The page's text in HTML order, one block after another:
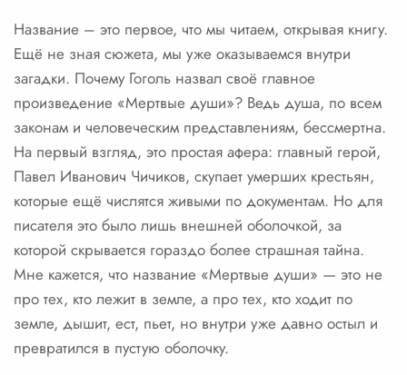
Название – это первое, что мы читаем, открывая книгу.
Ещё не зная сюжета, мы уже оказываемся внутри
загадки. Почему Гоголь назвал своё главное
произведение «Мертвые души»? Ведь душа, по всем
законам и человеческим представлениям, бессмертна.
На первый взгляд, это простая афера: главный герой,
Павел Иванович Чичиков, скупает умерших крестьян,
которые ещё числятся живыми по документам. Но для
писателя это было лишь внешней оболочкой, за
которой скрывается гораздо более страшная тайна.
Мне кажется, что название «Мертвые души» — это не
про тех, кто лежит в земле, а про тех, кто ходит по
земле, дышит, ест, пьет, но внутри уже давно остыл и
превратился в пустую оболочку.